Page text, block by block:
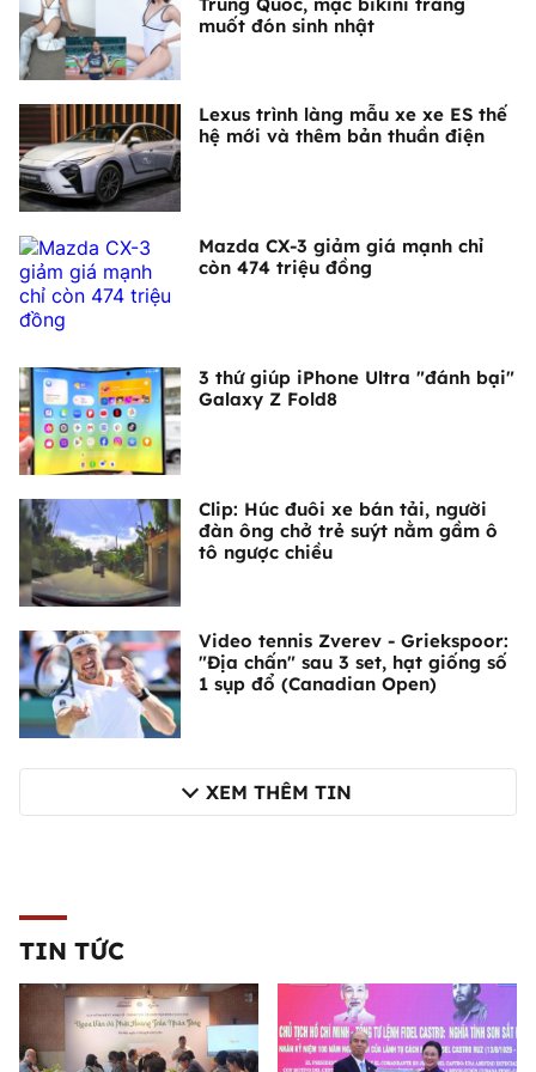
muốt đón sinh nhật
Lexus trình làng mẫu xe xe ES thế
hệ mới và thêm bản thuần điện
Mazda CX-3 giảm giá mạnh chỉ
còn 474 triệu đồng
3 thứ giúp iPhone Ultra "đánh bại"
Galaxy Z Fold8
Clip: Húc đuôi xe bán tải, người
đàn ông chở trẻ suýt nằm gầm ô
tô ngược chiều
Video tennis Zverev - Griekspoor:
"Địa chấn" sau 3 set, hạt giống số
1 sụp đổ (Canadian Open)
XEM THÊM TIN
TIN TỨC